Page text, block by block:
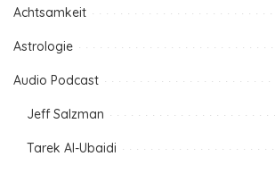
Achtsamkeit
Astrologie
Audio Podcast
Jeff Salzman
Tarek Al-Ubaidi